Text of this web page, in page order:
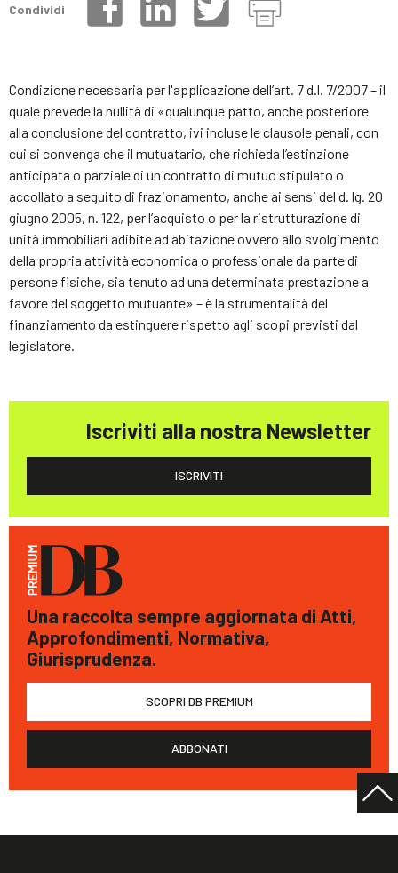
Condividi
Condizione necessaria per l'applicazione dell’art. 7 d.l. 7/2007 – il
quale prevede la nullità di «qualunque patto, anche posteriore
alla conclusione del contratto, ivi incluse le clausole penali, con
cui si convenga che il mutuatario, che richieda l’estinzione
anticipata o parziale di un contratto di mutuo stipulato o
accollato a seguito di frazionamento, anche ai sensi del d. lg. 20
giugno 2005, n. 122, per l’acquisto o per la ristrutturazione di
unità immobiliari adibite ad abitazione ovvero allo svolgimento
della propria attività economica o professionale da parte di
persone fisiche, sia tenuto ad una determinata prestazione a
favore del soggetto mutuante» – è la strumentalità del
finanziamento da estinguere rispetto agli scopi previsti dal
legislatore.
Iscriviti alla nostra Newsletter
ISCRIVITI
Una raccolta sempre aggiornata di Atti,
Approfondimenti, Normativa,
Giurisprudenza.
SCOPRI DB PREMIUM
ABBONATI